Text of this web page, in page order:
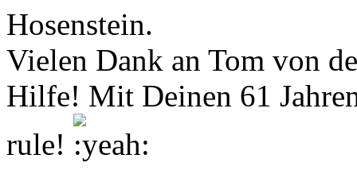
Hosenstein.
Vielen Dank an Tom von
Hilfe! Mit Deinen 61
rule!